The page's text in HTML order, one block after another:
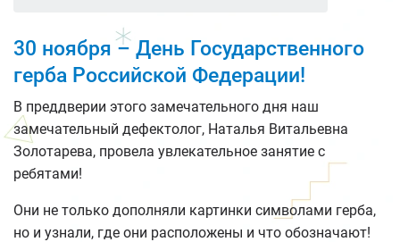
30 ноября – День Государственного
герба Российской Федерации!
В преддверии этого замечательного дня наш
замечательный дефектолог, Наталья Витальевна
Золотарева, провела увлекательное занятие с
ребятами!
Они не только дополняли картинки символами герба,
но и узнали, где они расположены и что обозначают!